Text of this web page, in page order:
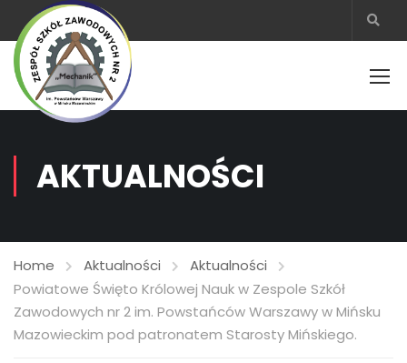
AKTUALNOŚCI
Home Aktualności
Aktualności
Powiatowe Święto Królowej Nauk w Zespole Szkół
Zawodowych nr 2 im. Powstańców Warszawy w Mińsku
Mazowieckim pod patronatem Starosty Mińskiego.